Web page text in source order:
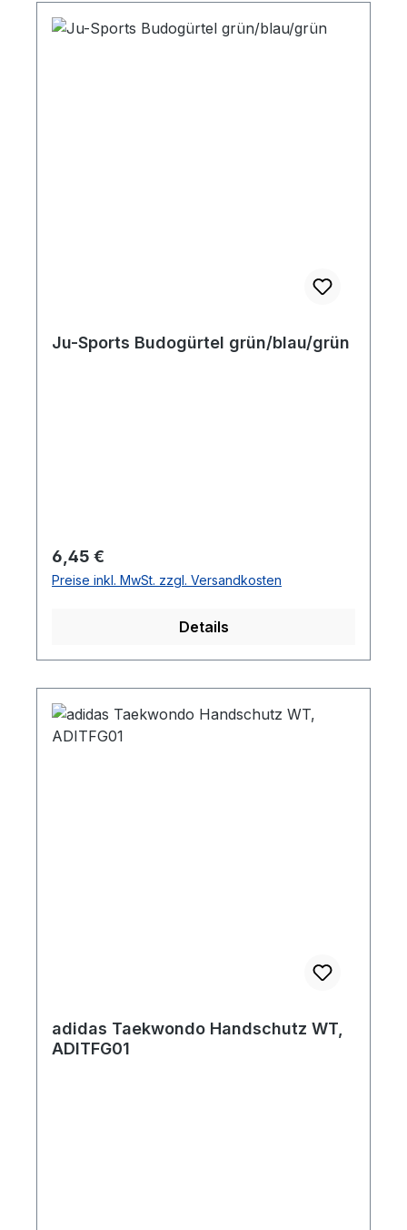
Ju-Sports Budogürtel grün/blau/grün
Regulärer Preis:
6,45 €
Preise inkl. MwSt. zzgl. Versandkosten
Details
adidas Taekwondo Handschutz WT,
ADITFG01